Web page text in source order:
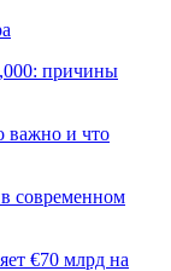
причины
важно и что
современном
€70 млрд на